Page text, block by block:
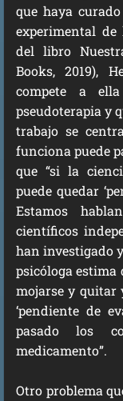
que haya
experimental
del libro
Books, 2019),
compete a
pseudoterapia y
trabajo se
funciona puede
que “si la
puede quedar
Estamos
científicos
han investigado
psicóloga estima
mojarse y quitar
‘pendiente de
pasado los
medicamento”.
Otro problema